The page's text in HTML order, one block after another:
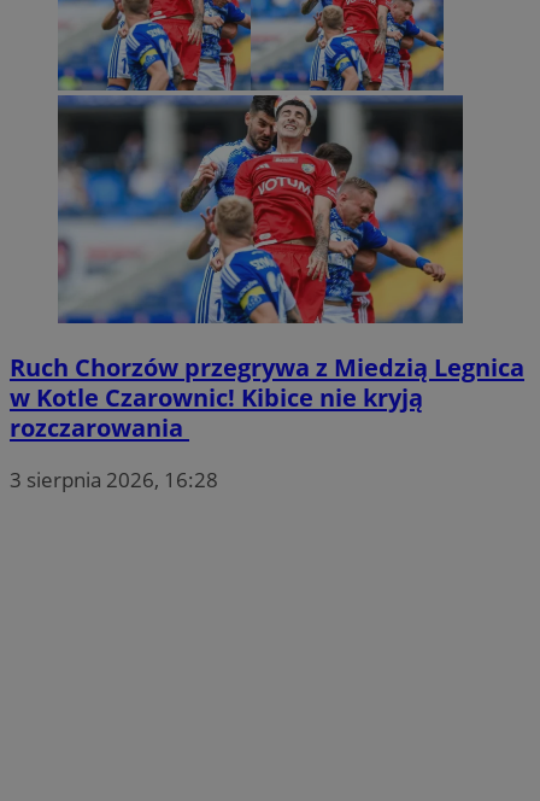
Ruch Chorzów przegrywa z Miedzią Legnica
w Kotle Czarownic! Kibice nie kryją
rozczarowania
3 sierpnia 2026, 16:28